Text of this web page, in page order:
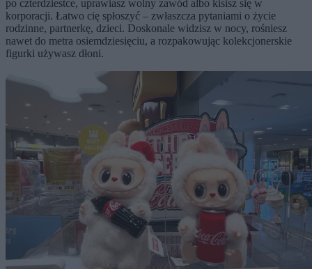
po czterdziestce, uprawiasz wolny zawód albo kisisz się w
korporacji. Łatwo cię spłoszyć – zwłaszcza pytaniami o życie
rodzinne, partnerkę, dzieci. Doskonale widzisz w nocy, rośniesz
nawet do metra osiemdziesięciu, a rozpakowując kolekcjonerskie
figurki używasz dłoni.